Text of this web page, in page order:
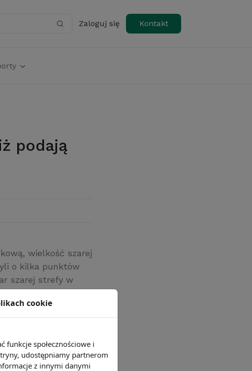
Zaloguj się Kontakt
wielkość szarej
o kilka punktów
szarej strefy w
cookie
funkcje społecznościowe i
udostępniamy partnerom
z innymi danymi